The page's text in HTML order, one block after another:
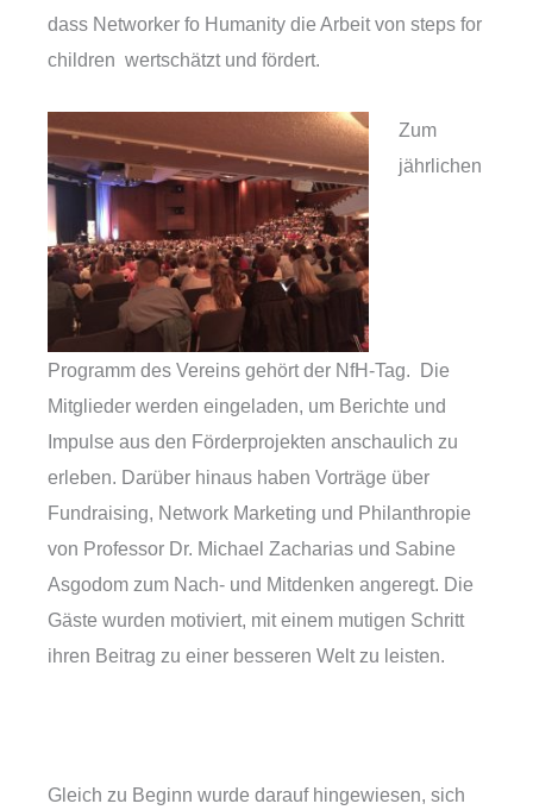
dass Networker fo Humanity die Arbeit von steps for
children wertschätzt und fördert.
Zum
jährlichen
Programm des Vereins gehört der NfH-Tag. Die
Mitglieder werden eingeladen, um Berichte und
Impulse aus den Förderprojekten anschaulich zu
erleben. Darüber hinaus haben Vorträge über
Fundraising, Network Marketing und Philanthropie
von Professor Dr. Michael Zacharias und Sabine
Asgodom zum Nach- und Mitdenken angeregt. Die
Gäste wurden motiviert, mit einem mutigen Schritt
ihren Beitrag zu einer besseren Welt zu leisten.
Gleich zu Beginn wurde darauf hingewiesen, sich